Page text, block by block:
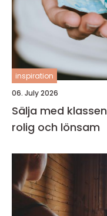
inspiration
06. July 2026
Sälja med klassen så blir försäljningen både
rolig och lönsam